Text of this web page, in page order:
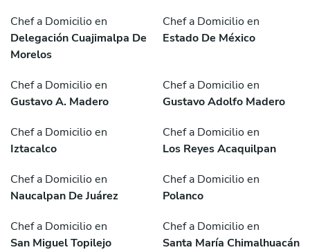
Chef a Domicilio en
Delegación Cuajimalpa De
Morelos
Chef a Domicilio en
Estado De México
Chef a Domicilio en
Gustavo A. Madero
Chef a Domicilio en
Gustavo Adolfo Madero
Chef a Domicilio en
Iztacalco
Chef a Domicilio en
Los Reyes Acaquilpan
Chef a Domicilio en
Naucalpan De Juárez
Chef a Domicilio en
Polanco
Chef a Domicilio en
San Miguel Topilejo
Chef a Domicilio en
Santa María Chimalhuacán